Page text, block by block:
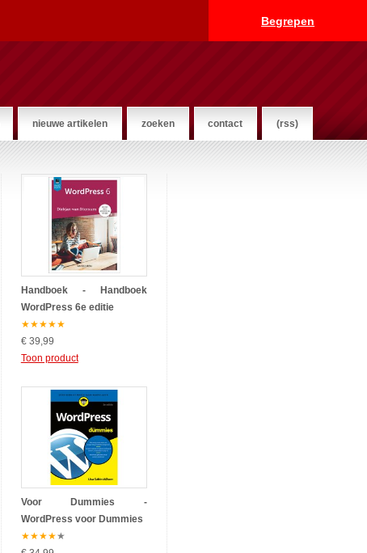
Begrepen
nieuwe artikelen zoeken contact (rss)
Handboek - Handboek
WordPress 6e editie
★★★★★
€ 39,99
Toon product
Voor Dummies -
WordPress voor Dummies
★★★★★